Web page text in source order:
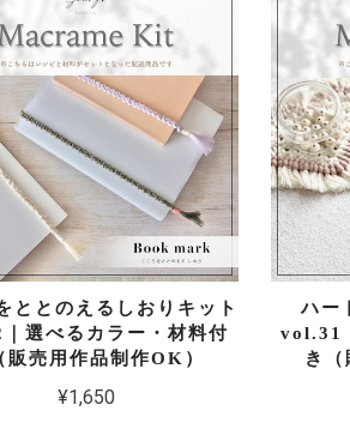
ととのえるしおりキット
選べるカラー・材料付
販売用作品制作OK）
¥1,650
ハー
vol.31
き（